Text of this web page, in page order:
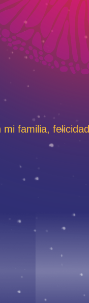
mi familia,